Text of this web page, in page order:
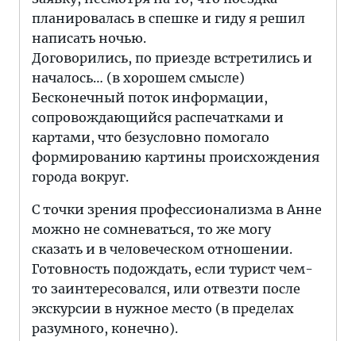
планировалась в спешке и гиду я решил
написать ночью.
Договорились, по приезде встретились и
началось… (в хорошем смысле)
Бесконечный поток информации,
сопровождающийся распечатками и
картами, что безусловно помогало
формированию картины происхождения
города вокруг.
С точки зрения профессионализма в Анне
можно не сомневаться, то же могу
сказать и в человеческом отношении.
Готовность подождать, если турист чем-
то заинтересовался, или отвезти после
экскурсии в нужное место (в пределах
разумного, конечно).